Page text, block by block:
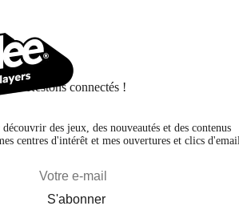
Restons connectés !
des jeux, des nouveautés et des contenus
centres d'intérêt et mes ouvertures et clics
S'abonner